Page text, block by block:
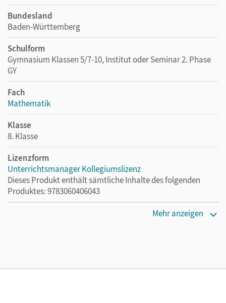
Bundesland
Baden-Württemberg
Schulform
Gymnasium Klassen 5/7-10, Institut oder Seminar 2. Phase
GY
Fach
Mathematik
Klasse
8. Klasse
Lizenzform
Unterrichtsmanager Kollegiumslizenz
Dieses Produkt enthält sämtliche Inhalte des folgenden
Produktes: 9783060406043
Unterrichtsmanagers solange das Lehrwerk erhältlich ist.
Mehr anzeigen